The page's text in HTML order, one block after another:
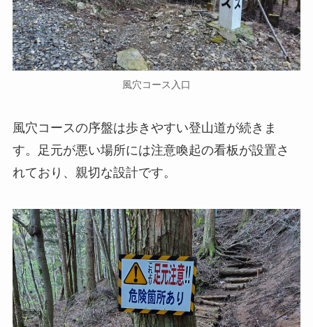
風穴コース入口
風穴コースの序盤は歩きやすい登山道が続きま
す。足元が悪い場所には注意喚起の看板が設置さ
れており、親切な設計です。